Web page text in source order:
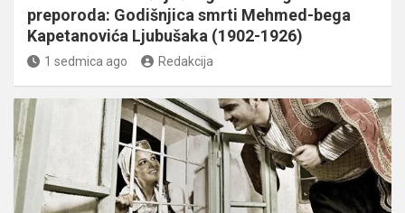
preporoda: Godišnjica smrti Mehmed-bega
Kapetanovića Ljubušaka (1902-1926)
1 sedmica ago Redakcija